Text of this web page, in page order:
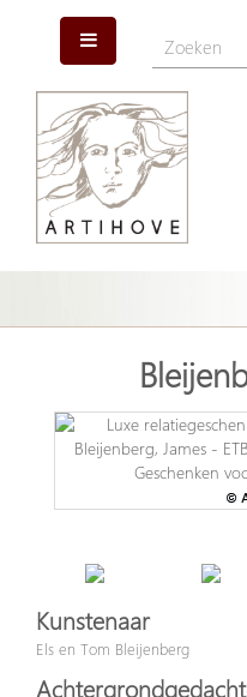
Kunstenaar
Els en Tom Bleijenberg